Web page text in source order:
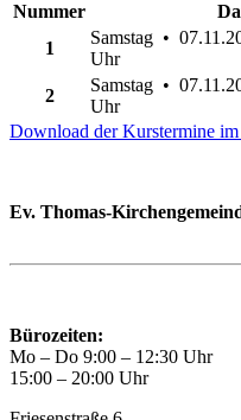
Nummer
1
Samstag •
Uhr
2
Samstag •
Uhr
Download der Kurstermine
Ev. Thomas-
Bürozeiten:
Mo – Do 9:00 – 12:30 Uhr
15:00 – 20:00 Uhr